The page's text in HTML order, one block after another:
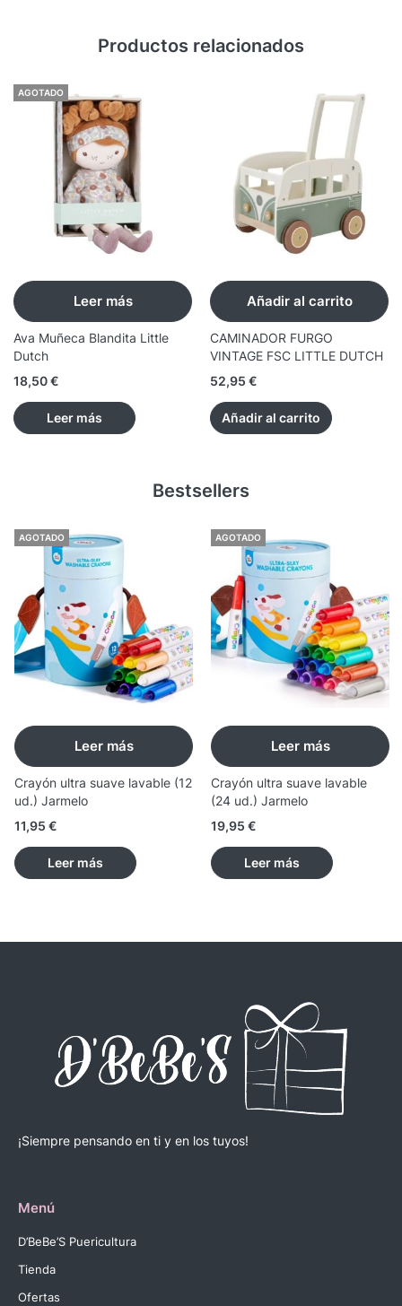
Productos relacionados
AGOTADO
Leer más
Ava Muñeca Blandita Little
Dutch
18,50€
Leer más
Añadir al carrito
CAMINADOR FURGO
VINTAGE FSC LITTLE DUTCH
52,95 €
Añadir al carrito
Bestsellers
AGOTADO
Leer más
Crayón ultra suave lavable (12
ud.) Jarmelo
11,95 €
Leer más
AGOTADO
Leer más
Crayón ultra suave lavable
(24 ud.) Jarmelo
19,95 €
Leer más
¡Siempre pensando en ti y en los tuyos!
Menú
D’BeBe’S Puericultura
Tienda
Ofertas